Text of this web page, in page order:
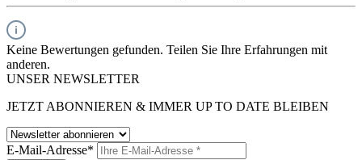
Keine Bewertungen gefunden. Teilen Sie Ihre Erfahrungen mit
anderen.
UNSER NEWSLETTER
JETZT ABONNIEREN & IMMER UP TO DATE BLEIBEN
E-Mail-Adresse*